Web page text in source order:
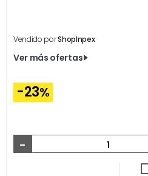
Vendido porShopInpex
Ver más ofertas
-23%
-